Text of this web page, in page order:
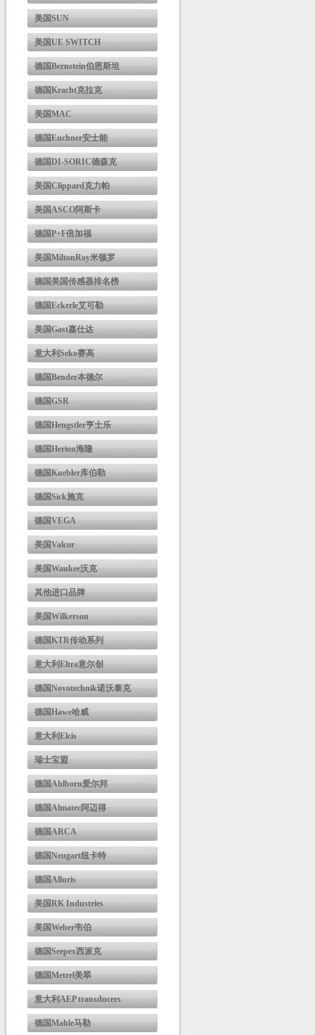
美国SUN
美国UE SWITCH
德国Bernstein伯恩斯坦
德国Kracht克拉克
美国MAC
德国Euchner安士能
德国DI-SORIC德森克
美国Clippard克力帕
美国ASCO阿斯卡
德国P+F倍加福
美国MiltonRoy米顿罗
德国美国传感器排名榜
德国Eckerle艾可勒
美国Gast嘉仕达
意大利Seko赛高
德国Bender本德尔
德国GSR
德国Hengstler亨士乐
德国Herion海隆
德国Kuebler库伯勒
德国Sick施克
德国VEGA
美国Valcor
美国Waukee沃克
其他进口品牌
美国Wilkerson
德国KTR传动系列
意大利Eltra意尔创
德国Novotechnik诺沃泰克
德国Hawe哈威
意大利Elcis
瑞士宝盟
德国Ahlborn爱尔邦
德国Almatec阿迈得
德国ARCA
德国Neugart纽卡特
德国Alluris
美国RK Industries
美国Weber韦伯
德国Seepex西派克
德国Metrel美翠
意大利AEP transducers
德国Mahle马勒